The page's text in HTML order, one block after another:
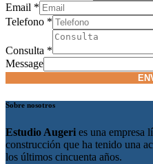
Email *
Telefono *
Consulta *
Message
Sobre nosotros
Estudio Augeri es una empresa
construcción que ha tenido una
los últimos cincuenta años.